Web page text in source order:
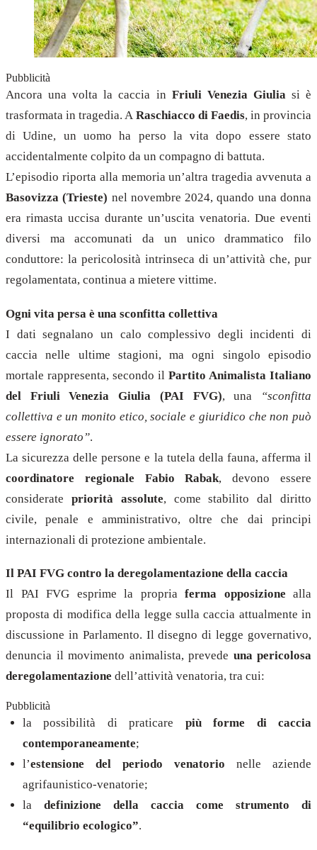
Pubblicità
Ancora una volta la caccia in Friuli Venezia Giuliasi è
trasformata in tragedia. A Raschiacco di Faedis, in provincia
di Udine, un uomo ha perso la vita dopo essere stato
accidentalmente colpito da un compagno di battuta.
L’episodio riporta alla memoria un’altra tragedia avvenuta a
Basovizza (Trieste) nel novembre 2024, quando una donna
era rimasta uccisa durante un’uscita venatoria. Due eventi
diversi ma accomunati da un unico drammatico filo
conduttore: la pericolosità intrinseca di un’attività che, pur
regolamentata, continua a mietere vittime.
Ogni vita persa è una sconfitta collettiva
I dati segnalano un calo complessivo degli incidenti di
caccia nelle ultime stagioni, ma ogni singolo episodio
mortale rappresenta, secondo il Partito Animalista Italiano
del Friuli Venezia Giulia (PAI FVG), una
“sconfitta
collettiva e un monito etico, sociale e giuridico che non può
essere ignorato”.
La sicurezza delle persone e la tutela della fauna, afferma il
coordinatore regionale Fabio Rabak, devono essere
considerate priorità assolute, come stabilito dal diritto
civile, penale e amministrativo, oltre che dai principi
internazionali di protezione ambientale.
Il PAI FVG contro la deregolamentazione della caccia
Il PAI FVG esprime la propria ferma opposizione alla
proposta di modifica della legge sulla caccia attualmente in
discussione in Parlamento. Il disegno di legge governativo,
denuncia il movimento animalista, prevede una pericolosa
deregolamentazione dell’attività venatoria, tra cui:
Pubblicità
la possibilità di praticare più forme di caccia
contemporaneamente;
l’estensione del periodo venatorio nelle aziende
agrifaunistico-venatorie;
la definizione della caccia come strumento di
“equilibrio ecologico”.